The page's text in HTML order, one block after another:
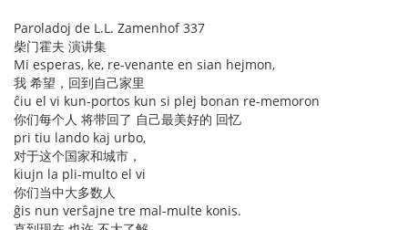
Paroladoj de L.L. Zamenhof 337
柴门霍夫 演讲集
Mi esperas, ke, re-venante en sian hejmon,
我 希望，回到自己家里
ĉiu el vi kun-portos kun si plej bonan re-memoron
你们每个人 将带回了 自己最美好的 回忆
pri tiu lando kaj urbo,
对于这个国家和城市，
kiujn la pli-multo el vi
你们当中大多数人
ĝis nun verŝajne tre mal-multe konis.